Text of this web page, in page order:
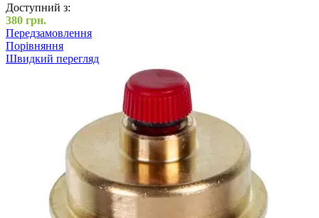
Доступний з:
380 грн.
Передзамовлення
Порівняння
Швидкий перегляд